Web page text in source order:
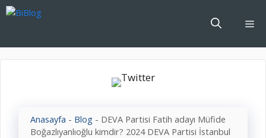
İçeriğe
Anasayfa - Blog - DEVA Partisi Fatih adayı Müfide
Boğazlıyanlıoğlu kimdir? 2024 DEVA Partisi İstanbul